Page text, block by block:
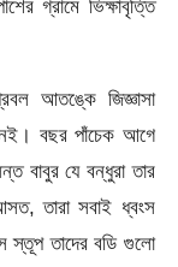
গ্রামে ভিক্ষাবৃত্তি
আতঙ্কে জিজ্ঞাসা
বছর পাঁচেক আগে
বাবুর যে বন্ধুরা তার
তারা সবাই ধ্বংস
স্তূপ তাদের বডি গুলো